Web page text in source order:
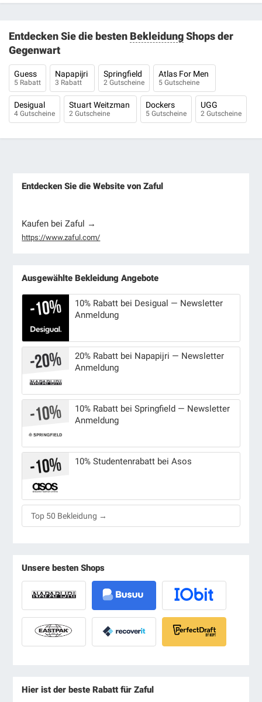
Entdecken Sie die besten BekleidungShops der
Gegenwart
Guess
5 Rabatt
Napapijri
3 Rabatt
Springfield
2 Gutscheine
Atlas For Men
5 Gutscheine
Desigual
4 Gutscheine
Stuart Weitzman
2 Gutscheine
Dockers
5 Gutscheine
UGG
2 Gutscheine
Entdecken Sie die Website von Zaful
Kaufen bei Zaful →
https://www.zaful.com/
Ausgewählte Bekleidung Angebote
10% Rabatt bei Desigual — Newsletter
Anmeldung
20% Rabatt bei Napapijri — Newsletter
Anmeldung
10% Rabatt bei Springfield — Newsletter
Anmeldung
10% Studentenrabatt bei Asos
Top 50 Bekleidung →
Unsere besten Shops
Hier ist der beste Rabatt für Zaful